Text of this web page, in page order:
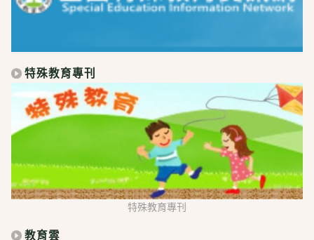
特殊教育專刊
特殊教育專刊
教育雲